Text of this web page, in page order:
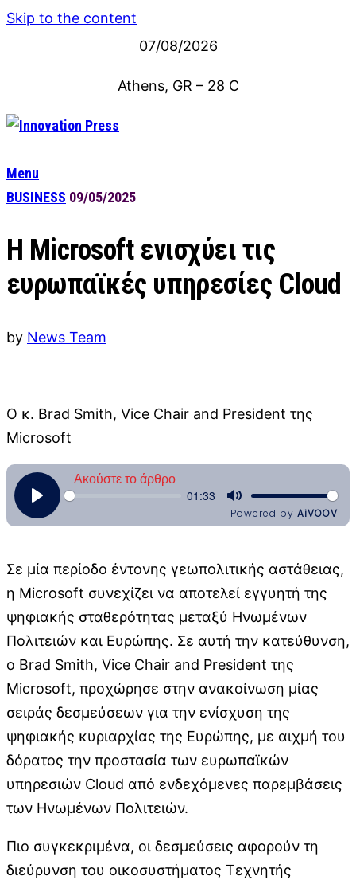
Skip to the content
07/08/2026
Athens, GR – 28 C
Menu
BUSINESS 09/05/2025
Η Microsoft ενισχύει τις
ευρωπαϊκές υπηρεσίες Cloud
by News Team
Ο κ. Brad Smith, Vice Chair and President της
Microsoft
Σε μία περίοδο έντονης γεωπολιτικής αστάθειας,
η Microsoft συνεχίζει να αποτελεί εγγυητή της
ψηφιακής σταθερότητας μεταξύ Ηνωμένων
Πολιτειών και Ευρώπης. Σε αυτή την κατεύθυνση,
ο Brad Smith, Vice Chair and President της
Microsoft, προχώρησε στην ανακοίνωση μίας
σειράς δεσμεύσεων για την ενίσχυση της
ψηφιακής κυριαρχίας της Ευρώπης, με αιχμή του
δόρατος την προστασία των ευρωπαϊκών
υπηρεσιών Cloud από ενδεχόμενες παρεμβάσεις
των Ηνωμένων Πολιτειών.
Πιο συγκεκριμένα, οι δεσμεύσεις αφορούν τη
διεύρυνση του οικοσυστήματος Τεχνητής